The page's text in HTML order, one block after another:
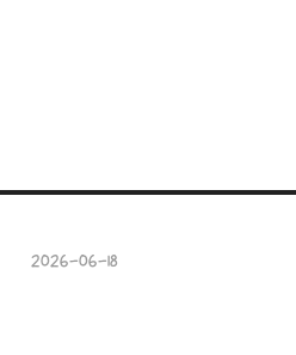
2026-06-18